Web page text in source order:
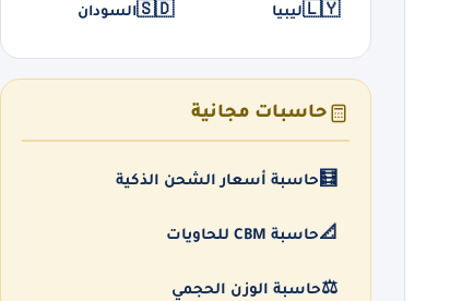
🇱🇾ليبيا 🇸🇩السودان
حاسبات مجانية
🧮 حاسبة أسعار الشحن الذكية
📐حاسبة CBM للحاويات
⚖️حاسبة الوزن الحجمي